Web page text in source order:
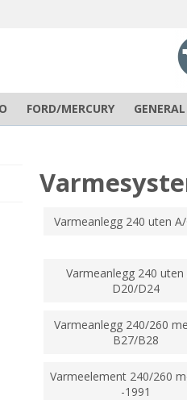
FORD/MERCURY
Varmeanlegg 240 uten
Varmeanlegg 240 uten
D20/D24
Varmeanlegg 240/260
B27/B28
Varmeelement 240/260
-1991